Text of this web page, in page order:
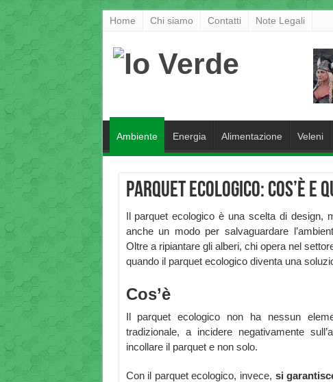
Home Chi siamo Contatti Note Legali
Ambiente Energia Alimentazione Veleni
Parquet Ecologico: cos’è e
Il parquet ecologico è una scelta di design,
anche un modo per salvaguardare
Oltre a ripiantare gli alberi, chi opera nel
quando il parquet ecologico diventa una
Cos’è
Il parquet ecologico non ha nessun
tradizionale, a incidere negativamente
incollare il parquet e non solo.
Con il parquet ecologico, invece, si